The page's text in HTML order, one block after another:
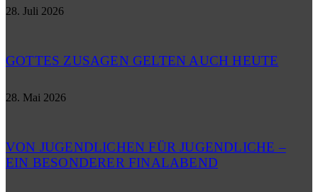
28. Juli 2026
GOTTES ZUSAGEN GELTEN AUCH HEUTE
28. Mai 2026
VON JUGENDLICHEN FÜR JUGENDLICHE –
EIN BESONDERER FINALABEND